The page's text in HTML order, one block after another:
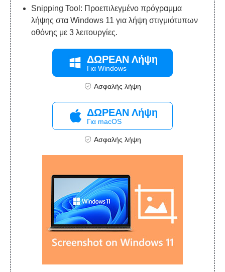
Snipping Tool: Προεπιλεγμένο πρόγραμμα
λήψης στα Windows 11 για λήψη στιγμιότυπων
οθόνης με 3 λειτουργίες.
ΔΩΡΕΑΝ Λήψη
Για Windows
Ασφαλής λήψη
ΔΩΡΕΑΝ Λήψη
Για macOS
Ασφαλής λήψη